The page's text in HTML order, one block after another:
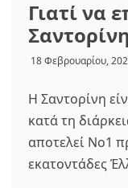
Γιατί να
18 Φεβρουαρίου,
Η Σαντορίνη
κατά τη
αποτελεί Νο1
εκατοντάδες